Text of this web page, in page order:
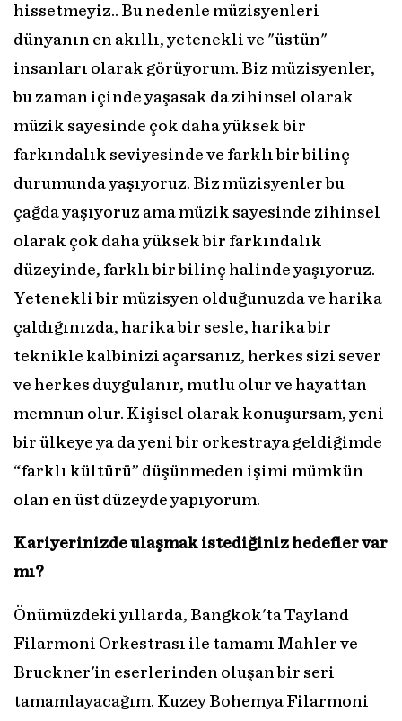
hissetmeyiz.. Bu nedenle müzisyenleri
dünyanın en akıllı, yetenekli ve "üstün"
insanları olarak görüyorum. Biz müzisyenler,
bu zaman içinde yaşasak da zihinsel olarak
müzik sayesinde çok daha yüksek bir
farkındalık seviyesinde ve farklı bir bilinç
durumunda yaşıyoruz. Biz müzisyenler bu
çağda yaşıyoruz ama müzik sayesinde zihinsel
olarak çok daha yüksek bir farkındalık
düzeyinde, farklı bir bilinç halinde yaşıyoruz.
Yetenekli bir müzisyen olduğunuzda ve harika
çaldığınızda, harika bir sesle, harika bir
teknikle kalbinizi açarsanız, herkes sizi sever
ve herkes duygulanır, mutlu olur ve hayattan
memnun olur. Kişisel olarak konuşursam, yeni
bir ülkeye ya da yeni bir orkestraya geldiğimde
“farklı kültürü” düşünmeden işimi mümkün
olan en üst düzeyde yapıyorum.
Kariyerinizde ulaşmak istediğiniz hedefler var
mı?
Önümüzdeki yıllarda, Bangkok'ta Tayland
Filarmoni Orkestrası ile tamamı Mahler ve
Bruckner'in eserlerinden oluşan bir seri
tamamlayacağım. Kuzey Bohemya Filarmoni